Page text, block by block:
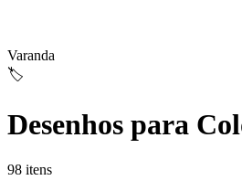
Varanda
🏷️
Desenhos para
98 itens